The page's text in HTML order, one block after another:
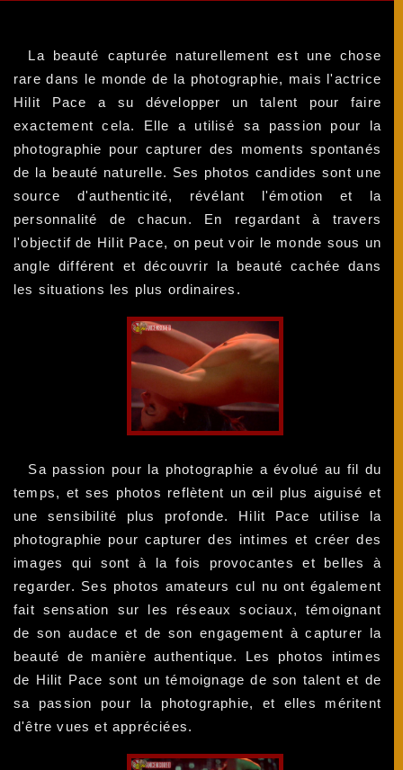
La beauté capturée naturellement est une chose
rare dans le monde de la photographie, mais l'actrice
Hilit Pace a su développer un talent pour faire
exactement cela. Elle a utilisé sa passion pour la
photographie pour capturer des moments spontanés
de la beauté naturelle. Ses photos candides sont une
source d'authenticité, révélant l'émotion et la
personnalité de chacun. En regardant à travers
l'objectif de Hilit Pace, on peut voir le monde sous un
angle différent et découvrir la beauté cachée dans
les situations les plus ordinaires.
Sa passion pour la photographie a évolué au fil du
temps, et ses photos reflètent un œil plus aiguisé et
une sensibilité plus profonde. Hilit Pace utilise la
photographie pour capturer des intimes et créer des
images qui sont à la fois provocantes et belles à
regarder. Ses photos amateurs cul nu ont également
fait sensation sur les réseaux sociaux, témoignant
de son audace et de son engagement à capturer la
beauté de manière authentique. Les photos intimes
de Hilit Pace sont un témoignage de son talent et de
sa passion pour la photographie, et elles méritent
d'être vues et appréciées.